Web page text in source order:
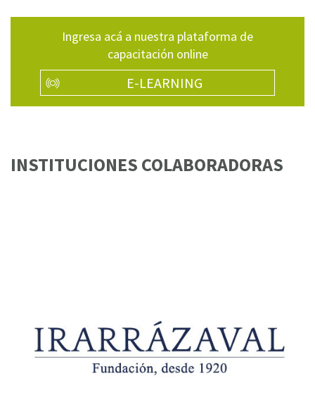
Ingresa acá a nuestra plataforma de
capacitación online
E-LEARNING
INSTITUCIONES COLABORADORAS